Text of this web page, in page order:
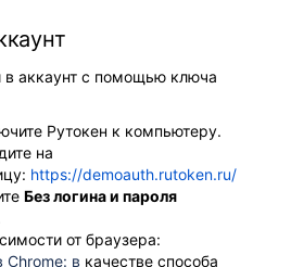
в аккаунт с помощью ключа
Рутокен к компьютеру.
на
https://demoauth.rutoken.ru/
Без логина и пароля
от браузера:
Chrome: в качестве способа